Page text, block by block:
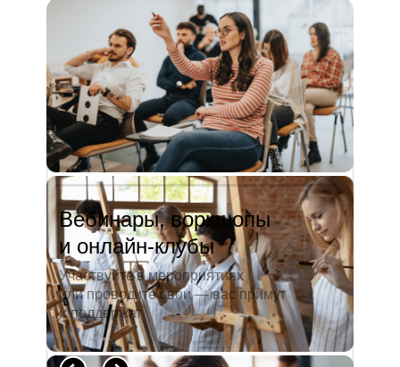
Вебинары, воркшопы
и онлайн-клубы
Участвуйте в мероприятиях
или проводите свои — вас примут
и поддержат
педагогический университет, пошла
преподавать в школу. Проработав в ней
5 лет, я поняла, что нужно двигать...
Читать полностью →